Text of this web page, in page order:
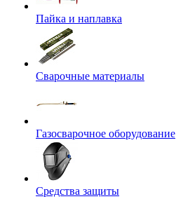
Пайка и наплавка
Сварочные материалы
Газосварочное оборудование
Средства защиты